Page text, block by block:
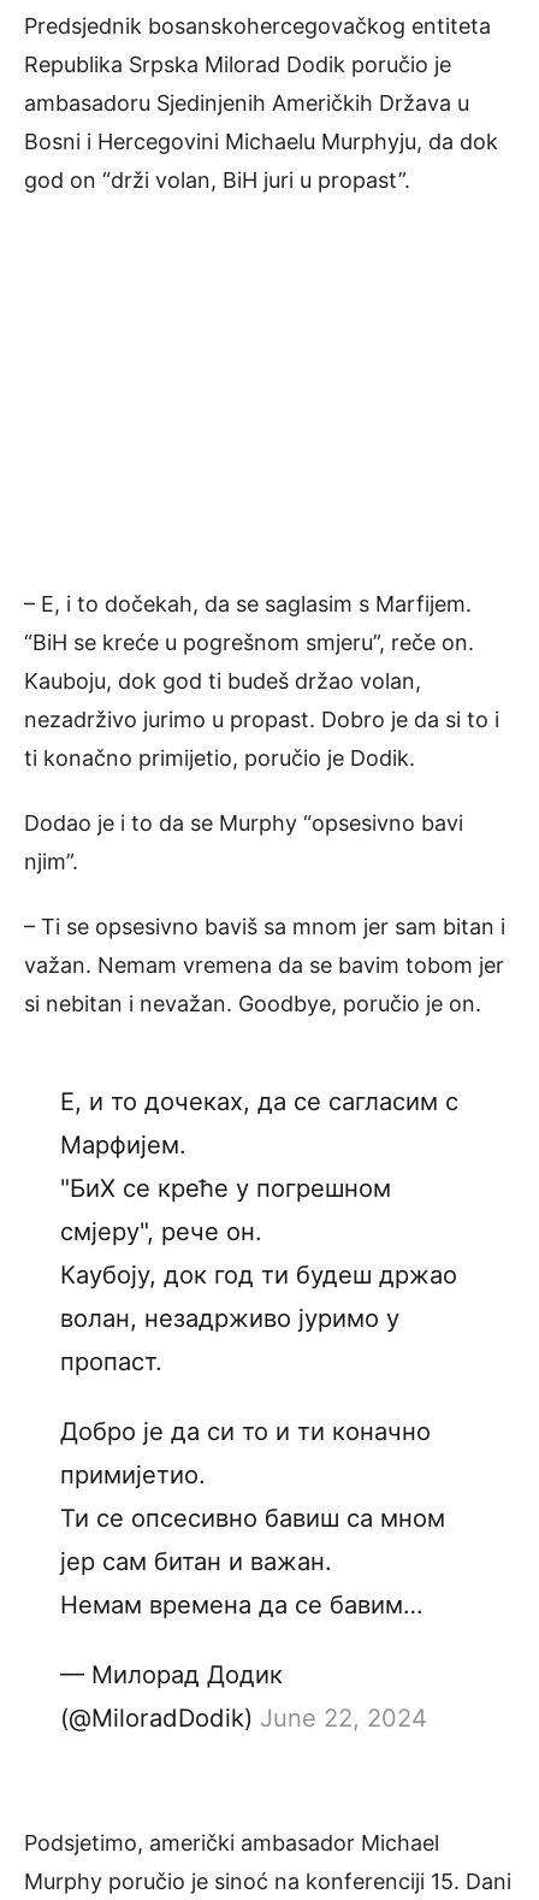
Predsjednik bosanskohercegovačkog entiteta
Republika Srpska Milorad Dodik poručio je
ambasadoru Sjedinjenih Američkih Država u
Bosni i Hercegovini Michaelu Murphyju, da dok
god on “drži volan, BiH juri u propast”.
– E, i to dočekah, da se saglasim s Marfiјem.
“BiH se kreće u pogrešnom smјeru”, reče on.
Kauboјu, dok god ti budeš držao volan,
nezadrživo јurimo u propast. Dobro јe da si to i
ti konačno primiјetio, poručio je Dodik.
Dodao je i to da se Murphy “opsesivno bavi
njim”.
– Ti se opsesivno baviš sa mnom јer sam bitan i
važan. Nemam vremena da se bavim tobom јer
si nebitan i nevažan. Goodbye, poručio je on.
Е, и то дочеках, да се сагласим с
Марфијем.
"БиХ се креће у погрешном
смјеру", рече он.
Каубоју, док год ти будеш држао
волан, незадрживо јуримо у
пропаст.
Добро је да си то и ти коначно
примијетио.
Ти се опсесивно бавиш са мном
јер сам битан и важан.
Немам времена да се бавим…
— Милорад Додик
(@MiloradDodik) June 22, 2024
Podsjetimo, američki ambasador Michael
Murphy poručio je sinoć na konferenciji 15. Dani